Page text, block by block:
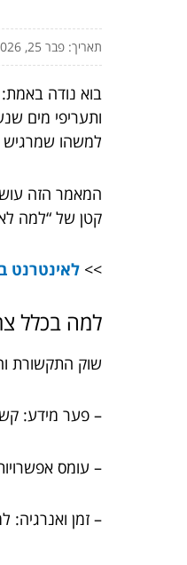
תאריך: פבר 25, 2026
בוא נודה באמת:
ותעריפי מים
למשהו שמרגיש
המאמר הזה
קטן של “למה
>> לאינטרנט
למה בכלל צריך כלי
שוק התקשורת
– פער מידע:
– עומס
– זמן ואנרגיה: